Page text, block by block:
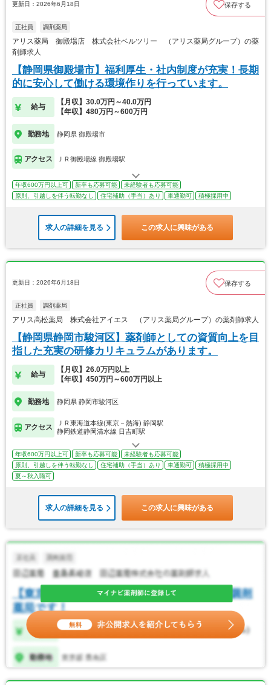
更新日：2026年6月18日 保存する
正社員 調剤薬局
アリス薬局 御殿場店 株式会社ベルツリー （アリス薬局グループ）の薬
剤師求人
【静岡県御殿場市】福利厚生・社内制度が充実！長期
的に安心して働ける環境作りを行っています。
給与
【月収】30.0万円～40.0万円
【年収】480万円～600万円
勤務地 静岡県 御殿場市
アクセス ＪＲ御殿場線 御殿場駅
年収600万円以上可 新卒も応募可能
未経験者も応募可能
原則、引越しを伴う転勤なし
住宅補助（手当）あり 車通勤可 積極採用中
求人の詳細を見る この求人に興味がある
更新日：2026年6月18日 保存する
正社員 調剤薬局
アリス高松薬局 株式会社アイエス （アリス薬局グループ）の薬剤師求人
【静岡県静岡市駿河区】薬剤師としての資質向上を目
指した充実の研修カリキュラムがあります。
給与
【月収】26.0万円以上
【年収】450万円～600万円以上
勤務地 静岡県 静岡市駿河区
アクセス
ＪＲ東海道本線(東京－熱海) 静岡駅
静岡鉄道静岡清水線 日吉町駅
年収600万円以上可 新卒も応募可能
未経験者も応募可能
原則、引越しを伴う転勤なし
住宅補助（手当）あり 車通勤可
積極採用中
夏～秋入職可
求人の詳細を見る この求人に興味がある